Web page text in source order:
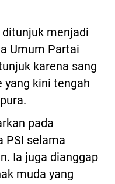
ditunjuk menjadi
Umum Partai
karena sang
yang kini tengah
pada
PSI selama
Ia juga dianggap
muda yang